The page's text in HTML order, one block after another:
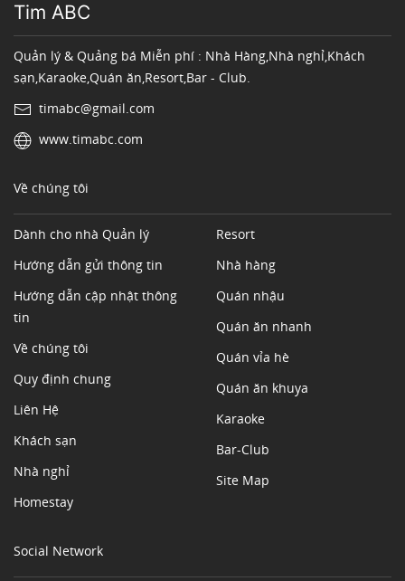
Tim ABC
Quản lý & Quảng bá Miễn phí : Nhà Hàng,Nhà nghỉ,Khách
sạn,Karaoke,Quán ăn,Resort,Bar - Club.
timabc@gmail.com
www.timabc.com
Về chúng tôi
Dành cho nhà Quản lý
Hướng dẫn gửi thông tin
Hướng dẫn cập nhật thông
tin
Về chúng tôi
Quy định chung
Liên Hệ
Khách sạn
Nhà nghỉ
Homestay
Resort
Nhà hàng
Quán nhậu
Quán ăn nhanh
Quán vỉa hè
Quán ăn khuya
Karaoke
Bar-Club
Site Map
Social Network